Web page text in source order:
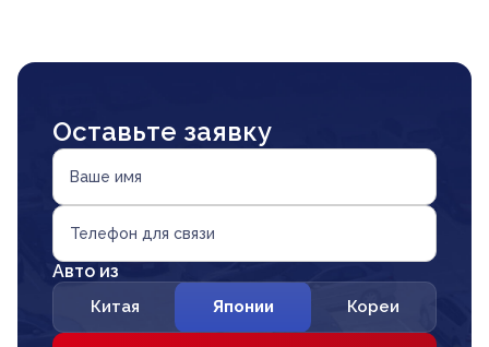
Оставьте заявку
Ваше имя
Телефон для связи
Авто из
Китая Японии Кореи